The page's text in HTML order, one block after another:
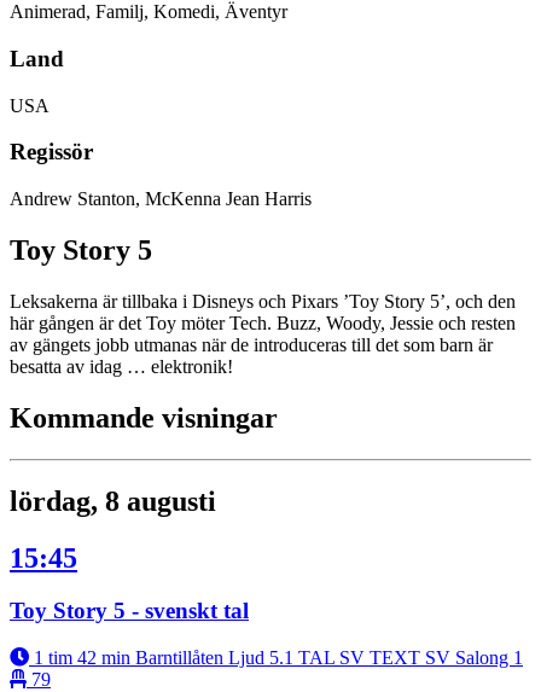
Animerad, Familj, Komedi, Äventyr
Land
USA
Regissör
Andrew Stanton, McKenna Jean Harris
Toy Story 5
Leksakerna är tillbaka i Disneys och Pixars ’Toy Story 5’, och den
här gången är det Toy möter Tech. Buzz, Woody, Jessie och resten
av gängets jobb utmanas när de introduceras till det som barn är
besatta av idag … elektronik!
Kommande visningar
lördag, 8 augusti
15:45
Toy Story 5 - svenskt tal
1 tim 42 min Barntillåten Ljud 5.1 TAL SV TEXT SV Salong 1
79